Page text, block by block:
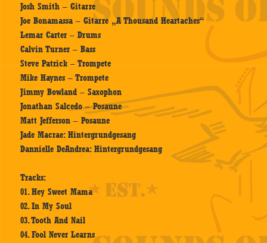
Josh Smith – Gitarre
Joe Bonamassa – Gitarre „A Thousand Heartaches“
Lemar Carter – Drums
Calvin Turner – Bass
Steve Patrick – Trompete
Mike Haynes – Trompete
Jimmy Bowland – Saxophon
Jonathan Salcedo – Posaune
Matt Jefferson – Posaune
Jade Macrae: Hintergrundgesang
Dannielle DeAndrea: Hintergrundgesang
Tracks:
01. Hey Sweet Mama
02. In My Soul
03. Tooth And Nail
04. Fool Never Learns